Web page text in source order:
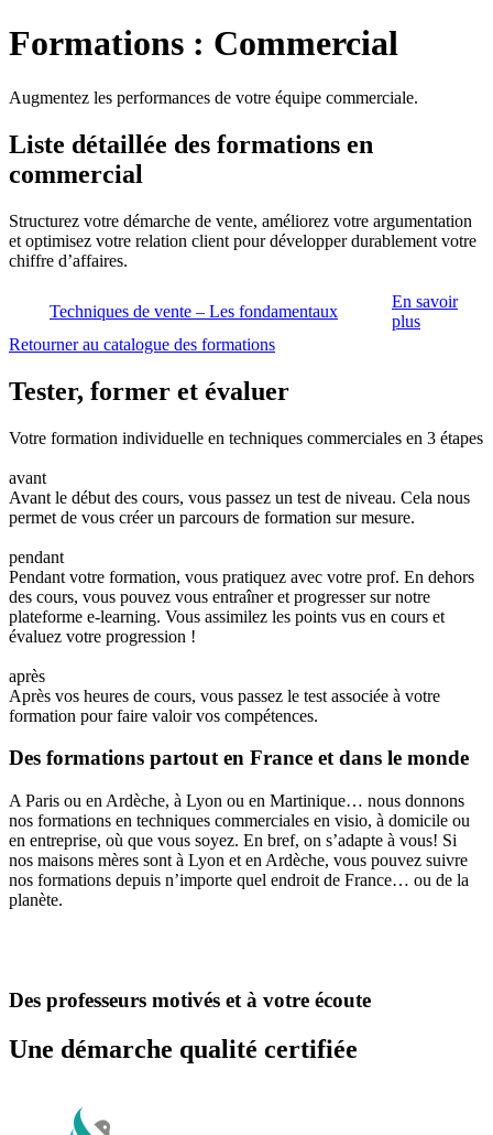
Formations : Commercial
Augmentez les performances de votre équipe commerciale.
Liste détaillée des formations en
commercial
Structurez votre démarche de vente, améliorez votre argumentation
et optimisez votre relation client pour développer durablement votre
chiffre d’affaires.
Techniques de vente – Les fondamentaux
En savoir
plus
Retourner au catalogue des formations
Tester, former et évaluer
Votre formation individuelle en techniques commerciales en 3 étapes
avant
Avant le début des cours, vous passez un test de niveau. Cela nous
permet de vous créer un parcours de formation sur mesure.
pendant
Pendant votre formation, vous pratiquez avec votre prof. En dehors
des cours, vous pouvez vous entraîner et progresser sur notre
plateforme e-learning. Vous assimilez les points vus en cours et
évaluez votre progression !
après
Après vos heures de cours, vous passez le test associée à votre
formation pour faire valoir vos compétences.
Des formations partout en France et dans le monde
A Paris ou en Ardèche, à Lyon ou en Martinique… nous donnons
nos formations en techniques commerciales en visio, à domicile ou
en entreprise, où que vous soyez. En bref, on s’adapte à vous! Si
nos maisons mères sont à Lyon et en Ardèche, vous pouvez suivre
nos formations depuis n’importe quel endroit de France… ou de la
planète.
Des professeurs motivés et à votre écoute
Une démarche qualité certifiée